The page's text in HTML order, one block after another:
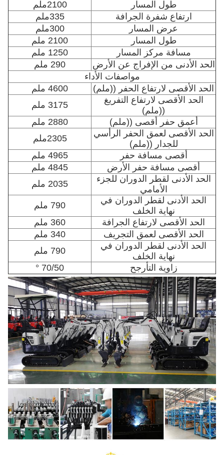
طول المسار
2100ملم
ارتفاع شفرة الجرافة
335ملم
عرض المسار
300ملم
طول المسار
2100 ملم
مسافة مركز المسار
1250 ملم
الحد الأدنى من الإفراج عن الأرض
290 ملم
مواصفات الأداء
الحد الأقصى لارتفاع الحفر ((ملم)
4600 ملم
الحد الأقصى لارتفاع التفريغ
((ملم)
3175 ملم
أعمق حفر أقصى ((ملم)
2880 ملم
الحد الأقصى لعمق الحفر الرأسي
للجدار ((ملم)
2305ملم
أقصى مسافة حفر
4965 ملم
أقصى مسافة حفر الأرض
4845 ملم
الحد الأدنى لقطر الدوران للجزء
الأمامي
2035 ملم
الحد الأدنى لقطر الدوران في
نهاية الخلف
790 ملم
الحد الأقصى لارتفاع الجرافة
360 ملم
الحد الأقصى لعمق التجريف
340 ملم
الحد الأدنى لقطر الدوران في
نهاية الخلف
790 ملم
زاوية التأرجح
70/50 °